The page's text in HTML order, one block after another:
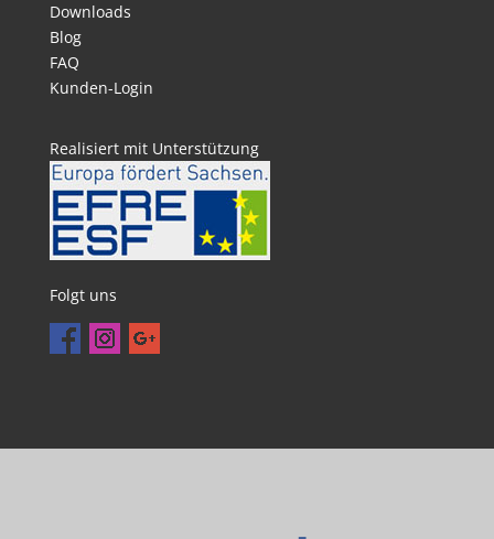
Downloads
Blog
FAQ
Kunden-Login
Realisiert mit Unterstützung
Folgt uns